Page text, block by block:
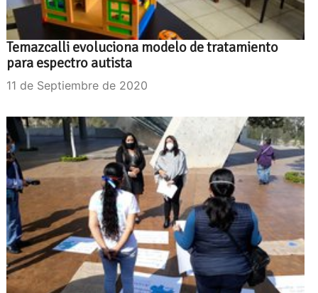
Temazcalli evoluciona modelo de tratamiento
para espectro autista
11 de Septiembre de 2020